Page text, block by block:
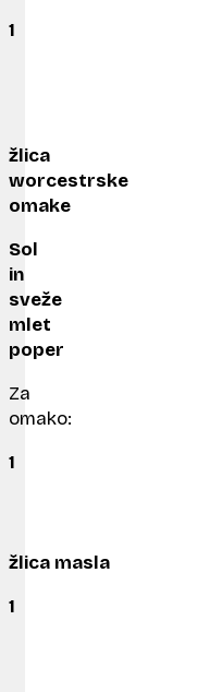
1
žlica
worcestrske
omake
Sol
in
sveže
mlet
poper
Za
omako:
1
žlica masla
1